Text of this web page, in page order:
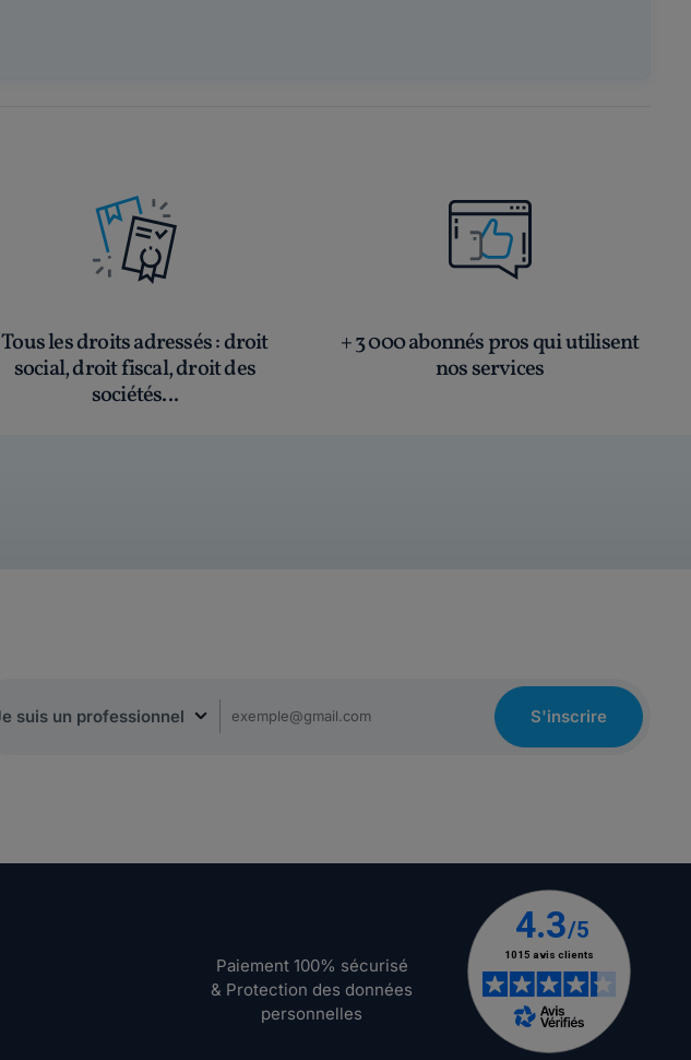
Tous les droits adressés: droit
social, droit fiscal, droit des
sociétés...
+ 3 000 abonnés pros qui utilisent
nos services
S'inscrire
Paiement 100% sécurisé
& Protection des données
personnelles